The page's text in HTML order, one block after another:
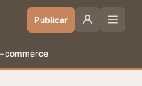
Publicar
commerce